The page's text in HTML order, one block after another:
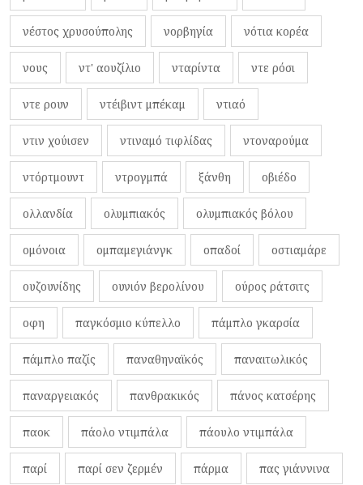
νέστος χρυσούπολης νορβηγία νότια κορέα
νους ντ' αουζίλιο νταρίντα ντε ρόσι
ντε ρουν ντέιβιντ μπέκαμ ντιαό
ντιν χούισεν ντιναμό τιφλίδας ντοναρούμα
ντόρτμουντ ντρογμπά ξάνθη οβιέδο
ολλανδία ολυμπιακός ολυμπιακός βόλου
ομόνοια ομπαμεγιάνγκ οπαδοί οστιαμάρε
ουζουνίδης ουνιόν βερολίνου ούρος ράτσιτς
οφη παγκόσμιο κύπελλο πάμπλο γκαρσία
πάμπλο παζίς παναθηναϊκός παναιτωλικός
παναργειακός πανθρακικός πάνος κατσέρης
παοκ πάολο ντιμπάλα πάουλο ντιμπάλα
παρί παρί σεν ζερμέν πάρμα πας γιάννινα